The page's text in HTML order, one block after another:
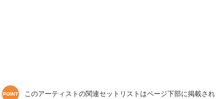
このアーティストの関連セットリストはページ下部に掲載され